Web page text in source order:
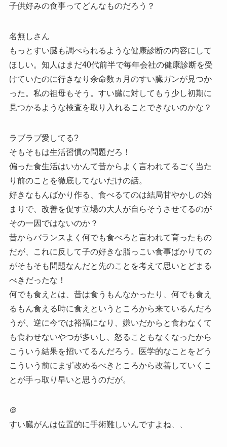
子供好みの食事ってどんなものだろう？
名無しさん
もっとすい臓も調べられるような健康診断の内容にして
ほしい。知人はまだ40代前半で毎年会社の健康診断を受
けていたのに行きなり余命数ヵ月のすい臓ガンが見つか
った。私の祖母もそう。すい臓に対してもう少し初期に
見つかるような検査を取り入れることできないのかな？
ラブラブ愛してる?
そもそもは生活習慣の問題だろ！
偏った食生活はいかんて昔からよく言われてるごく当た
り前のことを徹底してないだけの話。
好きなもんばかり作る、食べるてのは結局甘やかしの始
まりで、改善を促す立場の大人が自らそうさせてるのが
その一因ではないのか？
昔からバランスよく何でも食べろと言われて育ったもの
だが、これに反して子の好きな脂っこい食事ばかりての
がそもそも問題なんだと先のことを考えて思いとどまる
べきだったな！
何でも食えとは、昔は食うもんなかったり、何でも食え
るもん食える時に食えというところから来ているんだろ
うが、逆に今では裕福になり、嫌いだからと食わなくて
も食わせないやつが多いし、怒ることもなくなったから
こういう結果を招いてるんだろう。医学的なことをどう
こういう前にまず改めるべきところから改善していくこ
とが手っ取り早いと思うのだが。
＠
すい臓がんは位置的に手術難しいんですよね、、